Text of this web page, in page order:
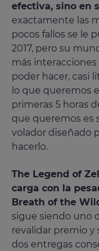
efectiva, sino en
exactamente las
pocos fallos se le
2017, pero su
más
poder hacer, casi
lo que queremos
primeras 5 horas
que queremos es
volador diseñado
hacerlo.
The Legend of
carga con la
Breath of the
sigue siendo uno
revalidar premio y
dos entregas